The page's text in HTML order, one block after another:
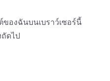
องฉันบนเบราว์เซอร์นี้
ดไป